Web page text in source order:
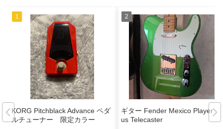
KORG Pitchblack Advance ペダ
ルチューナー 限定カラー
ギター Fender Mexico Player Pl
us Telecaster